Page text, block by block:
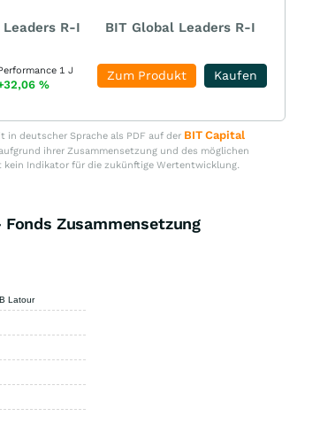
R-I BIT Global Leaders R-I
1 J
%
Kaufen
Zum Produkt
in deutscher Sprache als PDF auf der BIT Capital
ihrer Zusammensetzung und des möglichen
Indikator für die zukünftige Wertentwicklung.
Fonds Zusammensetzung
Latour